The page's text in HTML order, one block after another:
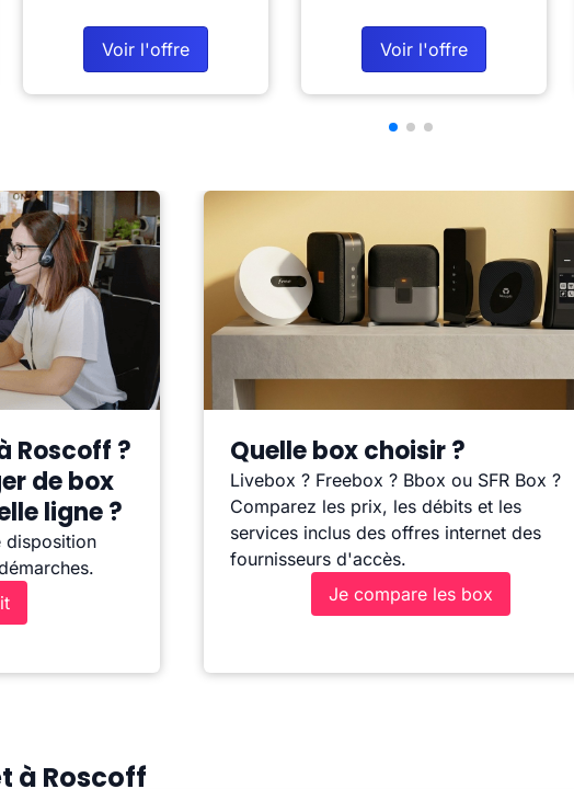
Voir l'offre Voir l'offre
Roscoff ?
de box
ligne ?
disposition
Quelle box choisir ?
Livebox ? Freebox ? Bbox ou SFR Box ?
Comparez les prix, les débits et les
services inclus des offres internet des
fournisseurs d'accès.
Je compare les box
à Roscoff